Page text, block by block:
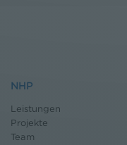
NHP
Leistungen
Projekte
Team